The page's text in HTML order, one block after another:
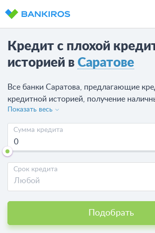
Кредит с плохой
историей в Саратове
Все банки Саратова, предлагающие
кредитной историей, получение
Здесь вы можете получить кредит,
МФО, которая выдает займ с плохой
историей в Саратове и отправив онлайн-
кредит в Саратове. На сегодня
предложений от 23 банков.
Показать весь
Сумма кредита
Срок кредита
Любой
Подобрать